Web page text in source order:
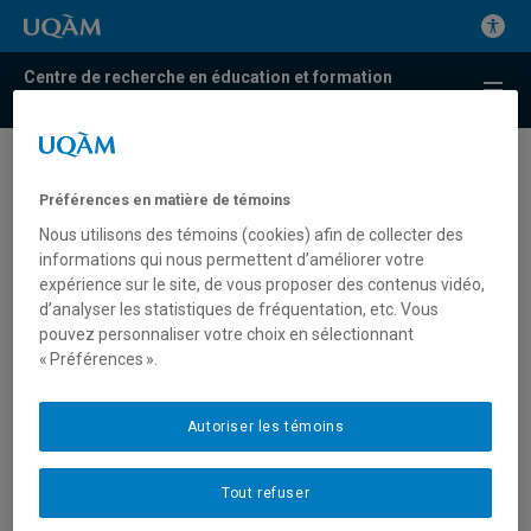
Centre de recherche en éducation et formation
l’environnement
communautaire en contexte
urbain : le cas des villes
espagnoles
9 décembre 2008
Doctorant, Groupe de recherche en Pédagogie Sociale et
Éducation Relative à l’Environnement, Département de
Préférences en matière de témoins
Nous utilisons des témoins (cookies) afin de collecter des
informations qui nous permettent d’améliorer votre
expérience sur le site, de vous proposer des contenus vidéo,
d’analyser les statistiques de fréquentation, etc. Vous
pouvez personnaliser votre choix en sélectionnant
« Préférences ».
Tout refuser
Autoriser les témoins